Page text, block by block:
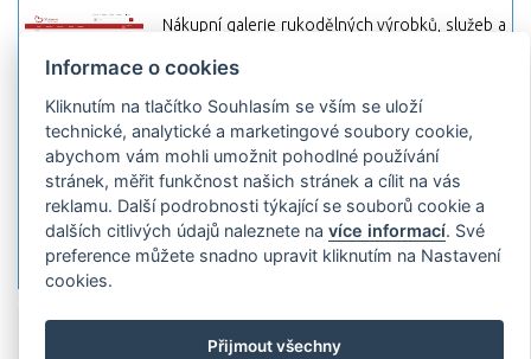
Nákupní galerie rukodělných výrobků, služeb a
začít prodávat nebo jen nakupovat.
Hledej-hosting.cz - webhosting, VPS
hosting
Přehled webhostingových, multihosting a VPS
hosting programů s možností jejich
pokročilého vyhledávání a porovnávání.
Najděte si jednoduše vhodný hosting.
Reklama Podmínky používání
Informace o cookies
Kliknutím na tlačítko Souhlasím se vším se uloží
technické, analytické a marketingové soubory cookie,
abychom vám mohli umožnit pohodlné používání
stránek, měřit funkčnost našich stránek a cílit na vás
reklamu. Další podrobnosti týkající se souborů cookie a
dalších citlivých údajů naleznete navíce informací. Své
preference můžete snadno upravit kliknutím na Nastavení
cookies.
Přijmout všechny